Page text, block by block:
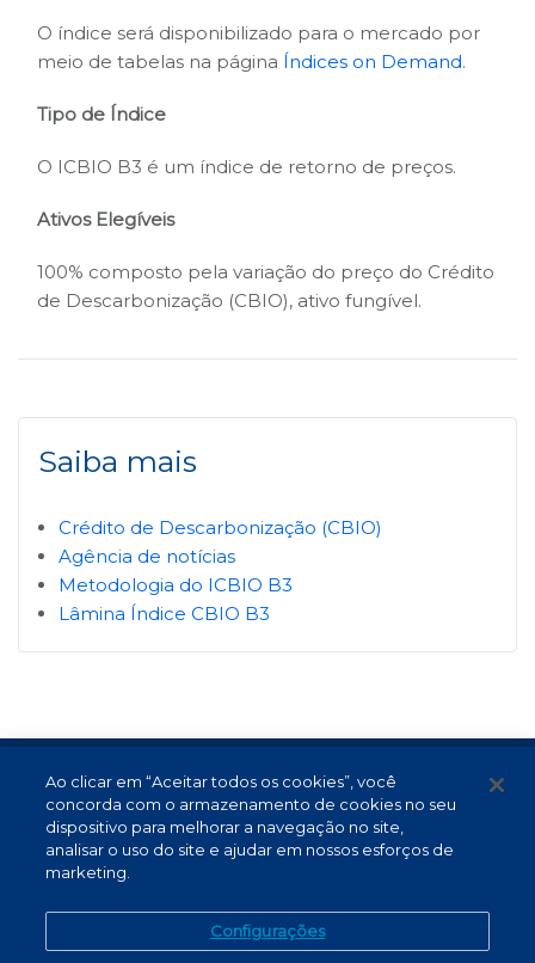
O índice será disponibilizado para o mercado por
meio de tabelas na página Índices on Demand.
Tipo de Índice
O ICBIO B3 é um índice de retorno de preços.
Ativos Elegíveis
100% composto pela variação do preço do Crédito
de Descarbonização (CBIO), ativo fungível.
Saiba mais
Crédito de Descarbonização (CBIO)
Agência de notícias
Metodologia do ICBIO B3
Lâmina Índice CBIO B3
Termos de Uso e Proteção de Dados
Atendimento
Canal de Denúncias
Ao clicar em “Aceitar todos os cookies”, você
concorda com o armazenamento de cookies no seu
dispositivo para melhorar a navegação no site,
analisar o uso do site e ajudar em nossos esforços de
marketing.
Configurações